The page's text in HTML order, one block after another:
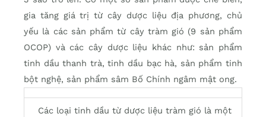
gia tăng giá trị từ cây dược liệu địa phương, chủ
yếu là các sản phẩm từ cây tràm gió (9 sản phẩm
OCOP) và các cây dược liệu khác như: sản phẩm
tinh dầu thanh trà, tinh dầu bạc hà, sản phẩm tinh
bột nghệ, sản phẩm sâm Bố Chính ngâm mật ong.
Các loại tinh dầu từ dược liệu tràm gió là một